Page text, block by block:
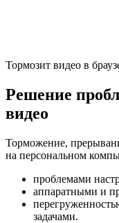
Тормозит видео в
Решение
видео
Торможение,
на персональном
проблемами
аппаратными и
задачами.